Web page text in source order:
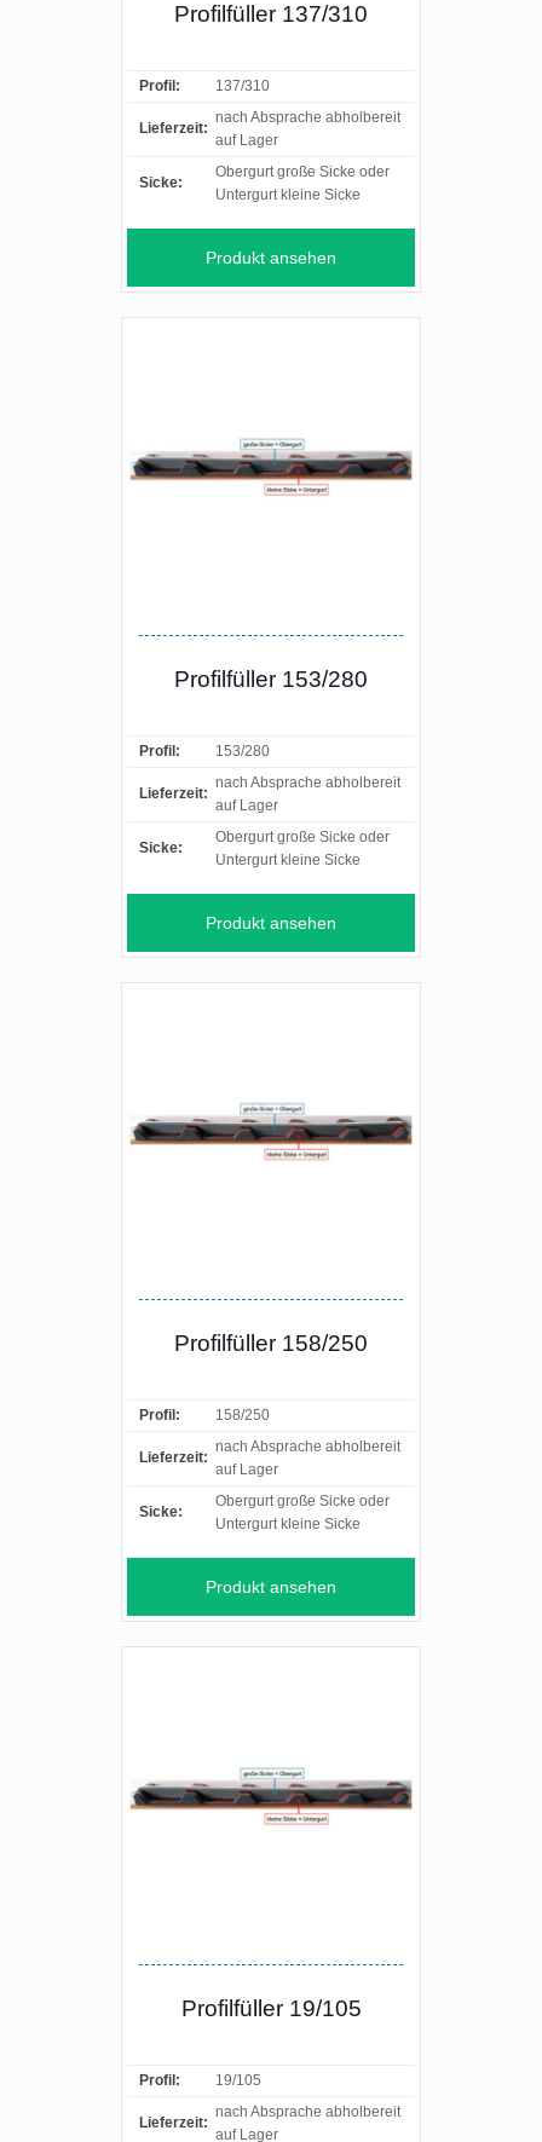
Profilfüller 137/310
Profil: 137/310
Lieferzeit:
nach Absprache abholbereit
auf Lager
Sicke:
Obergurt große Sicke oder
Untergurt kleine Sicke
Produkt ansehen
Profilfüller 153/280
Profil: 153/280
Lieferzeit:
nach Absprache abholbereit
auf Lager
Sicke:
Obergurt große Sicke oder
Untergurt kleine Sicke
Produkt ansehen
Profilfüller 158/250
Profil: 158/250
Lieferzeit:
nach Absprache abholbereit
auf Lager
Sicke:
Obergurt große Sicke oder
Untergurt kleine Sicke
Produkt ansehen
Profilfüller 19/105
Profil: 19/105
Lieferzeit:
nach Absprache abholbereit
auf Lager